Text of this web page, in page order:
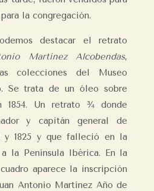
la congregación.
destacar el retrato
Martínez Alcobendas,
colecciones del Museo
Se trata de un óleo sobre
1854. Un retrato ¾ donde
y capitán general de
y 1825 y que falleció en la
la Península Ibérica. En la
aparece la inscripción
Antonio Martínez Año de